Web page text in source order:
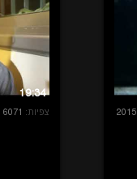
2015
19:34
צפיות: 6071